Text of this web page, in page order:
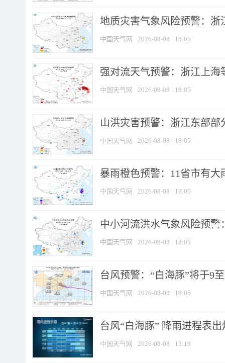
地质灾害气象风险预警：
中国天气网 2026-08-08 18:05
强对流天气预警：浙江上海
中国天气网 2026-08-08 18:05
山洪灾害预警：浙江东部
中国天气网 2026-08-08 18:05
暴雨橙色预警：11省市有
中国天气网 2026-08-08 18:05
中小河流洪水气象风险预
中国天气网 2026-08-08 18:05
台风预警：“白海豚”将于9
中国天气网 2026-08-08 18:05
台风“白海豚” 降雨进程表
中国天气网 2026-08-08 13:19